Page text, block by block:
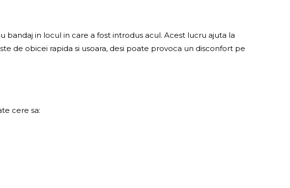
bandaj in locul in care a fost introdus acul. Acest lucru ajuta la
de obicei rapida si usoara, desi poate provoca un disconfort pe
cere sa: